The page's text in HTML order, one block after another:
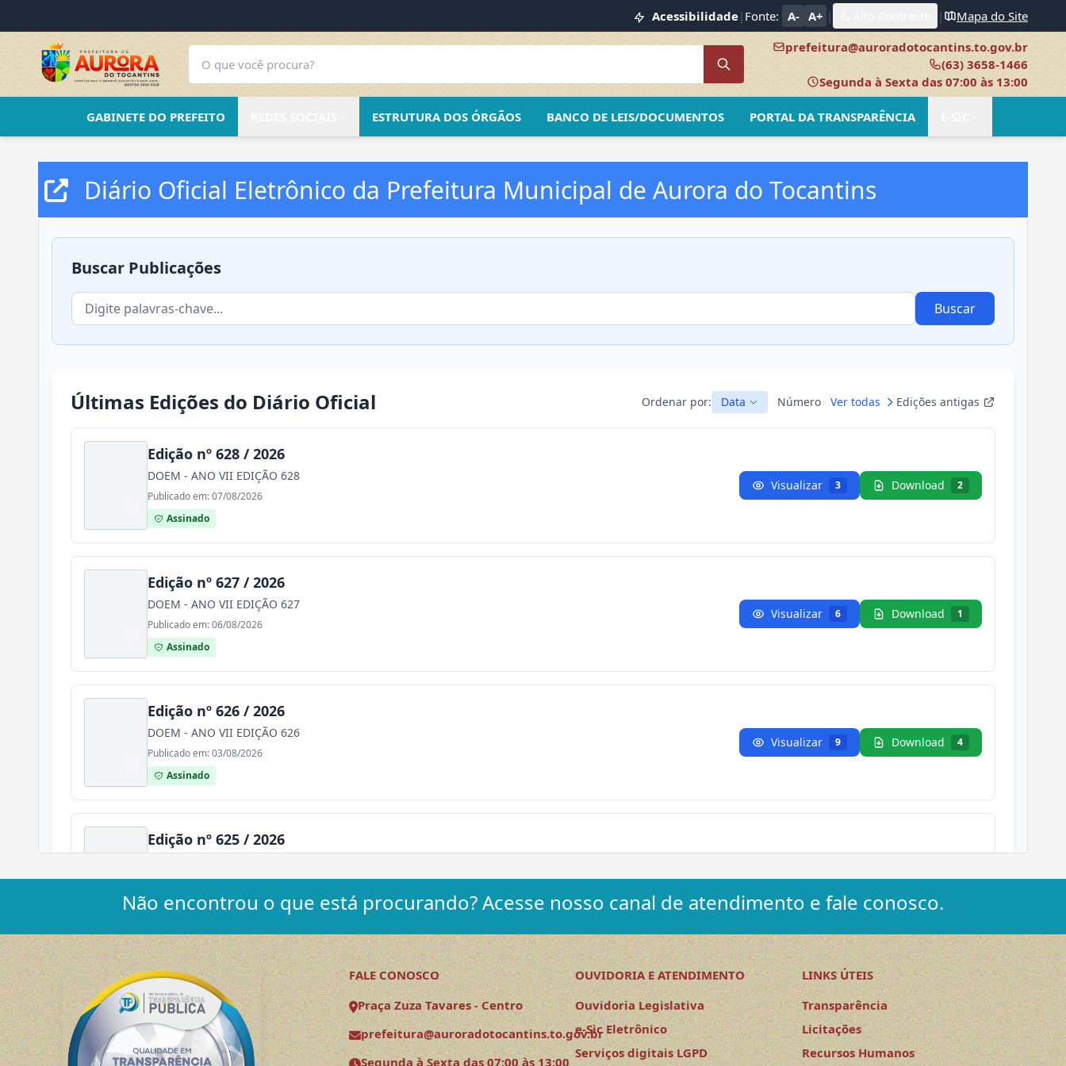
Acessibilidade | Fonte: A- A+ | |
Mapa do Site
prefeitura@auroradotocantins.to.gov.br
(63) 3658-1466
Segunda à Sexta das 07:00 às 13:00
GABINETE DO PREFEITO ESTRUTURA DOS ÓRGÃOS BANCO DE LEIS/DOCUMENTOS PORTAL DA TRANSPARÊNCIA
Diário Oficial Eletrônico da Prefeitura Municipal de Aurora do Tocantins
Não encontrou o que está procurando? Acesse nosso canal de atendimento e fale conosco.
FALE CONOSCO
Praça Zuza Tavares - Centro
prefeitura@auroradotocantins.to.gov.br
Segunda à Sexta das 07:00 às 13:00
OUVIDORIA E ATENDIMENTO
Ouvidoria Legislativa
e-Sic Eletrônico
Serviços digitais LGPD
LINKS ÚTEIS
Transparência
Licitações
Recursos Humanos